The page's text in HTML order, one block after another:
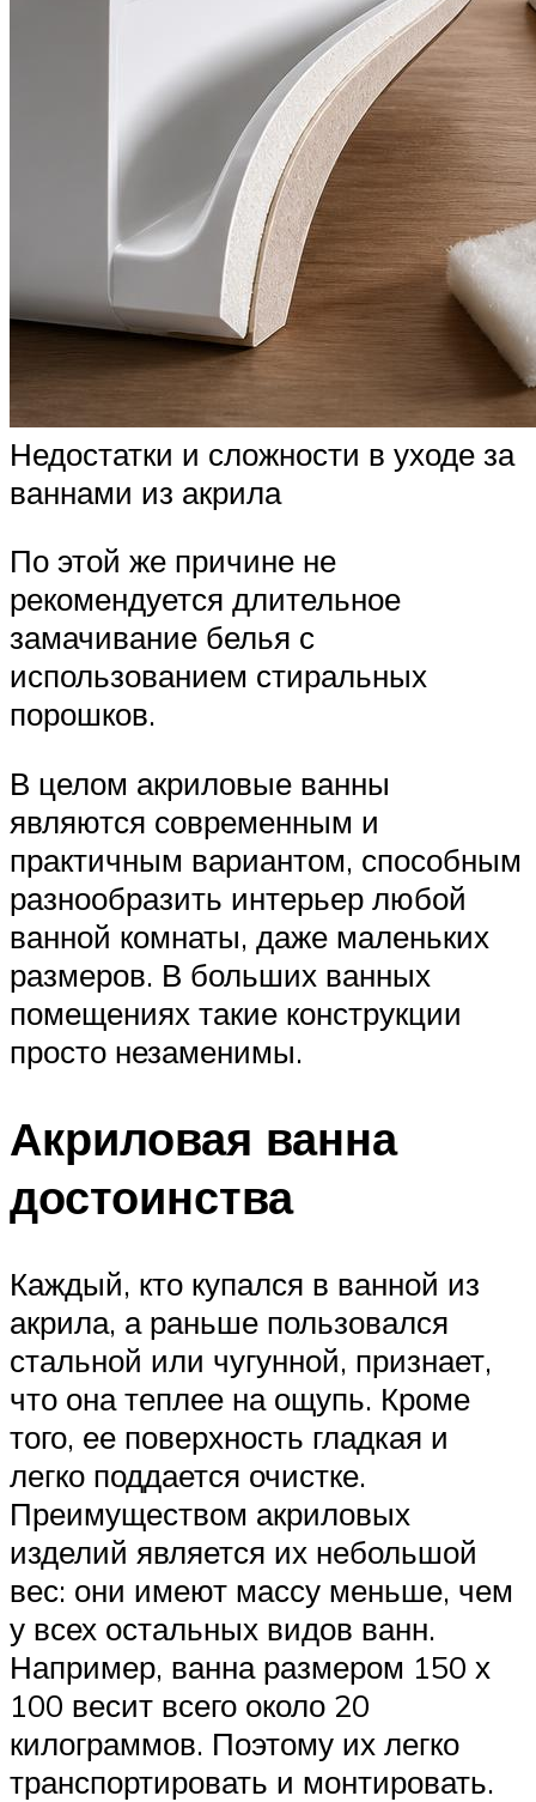
Недостатки и сложности в уходе за
ваннами из акрила
По этой же причине не
рекомендуется длительное
замачивание белья с
использованием стиральных
порошков.
В целом акриловые ванны
являются современным и
практичным вариантом, способным
разнообразить интерьер любой
ванной комнаты, даже маленьких
размеров. В больших ванных
помещениях такие конструкции
просто незаменимы.
Акриловая ванна
достоинства
Каждый, кто купался в ванной из
акрила, а раньше пользовался
стальной или чугунной, признает,
что она теплее на ощупь. Кроме
того, ее поверхность гладкая и
легко поддается очистке.
Преимуществом акриловых
изделий является их небольшой
вес: они имеют массу меньше, чем
у всех остальных видов ванн.
Например, ванна размером 150 х
100 весит всего около 20
килограммов. Поэтому их легко
транспортировать и монтировать.